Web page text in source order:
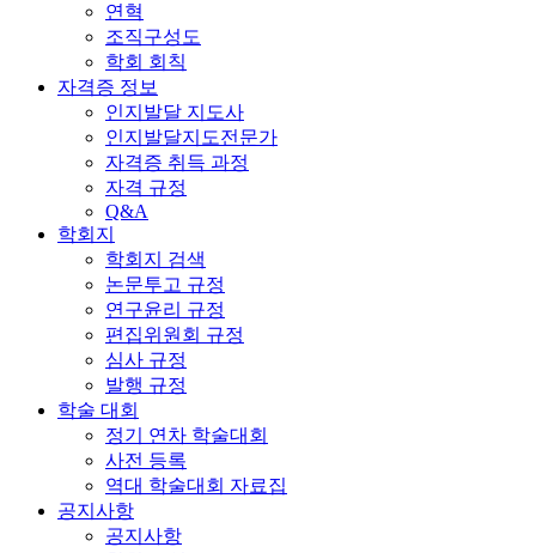
연혁
조직구성도
학회 회칙
자격증 정보
인지발달 지도사
인지발달지도전문가
자격증 취득 과정
자격 규정
Q&A
학회지
학회지 검색
논문투고 규정
연구윤리 규정
편집위원회 규정
심사 규정
발행 규정
학술 대회
정기 연차 학술대회
사전 등록
역대 학술대회 자료집
공지사항
공지사항